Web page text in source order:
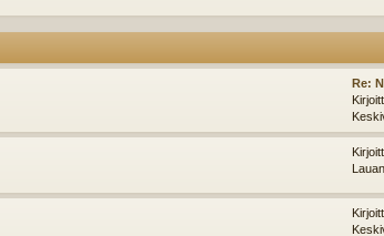
Re: